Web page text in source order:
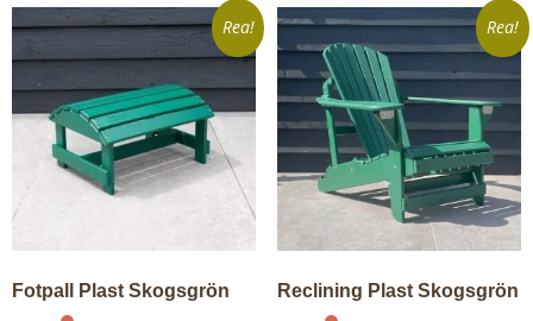
Rea!
Fotpall Plast Skogsgrön
Rea!
Reclining Plast Skogsgrön